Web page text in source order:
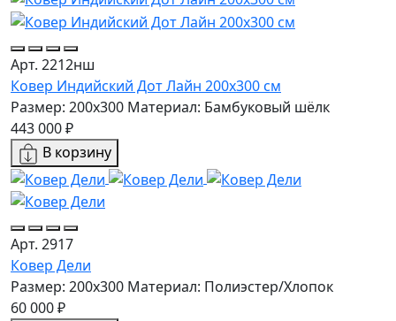
Арт. 2212нш
Ковер Индийский Дот Лайн 200x300 см
Размер: 200x300 Материал: Бамбуковый шёлк
443 000 ₽
В корзину
Арт. 2917
Ковер Дели
Размер: 200х300 Материал: Полиэстер/Хлопок
60 000 ₽